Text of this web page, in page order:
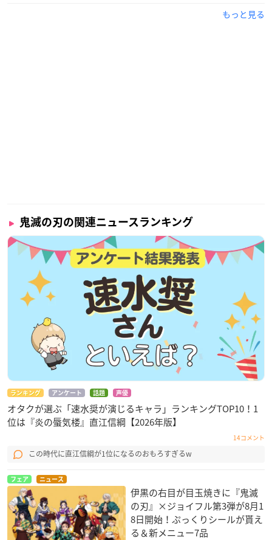
＞ タイムテーブル公開ッ ＜
￣Y^Y^Y^Y^Y^Y^Y^Y^Y^Y￣
お待たせしました!!
今夜７時から#CDTVライブライブ
クリスマスSP🎄4時間SP✨
タイムテーブル解禁です👀
皆の注目アーティストは何時ごろ出演予定かな🤔？
今すぐチェック😆
https://t.co/lzjSFKQPvF #CDTV
#TBS
— CDTV (@TBSCDTV) December 21, 2020
私LiSAは21時台に「炎」で、「竈門炭治郎のうた」を歌わ
れる中川奈美さんとバトンを繋ぎます🎤
よろしくお願いします👹#鬼滅の刃 #CDTVライブライブht
tps://t.co/3o4GQ98OuHpic.twitter.com/cMGWjSZ1rU
もっと見る
鬼滅の刃の関連ニュースランキング
ランキング アンケート 話題 声優
オタクが選ぶ「速水奨が演じるキャラ」ランキングTOP10！1
位は『炎の蜃気楼』直江信綱【2026年版】
14コメント
この時代に直江信綱が1位になるのおもろすぎるw
フェア ニュース
伊黒の右目が目玉焼きに『鬼滅
の刃』×ジョイフル第3弾が8月1
8日開始！ぷっくりシールが貰え
る＆新メニュー7品